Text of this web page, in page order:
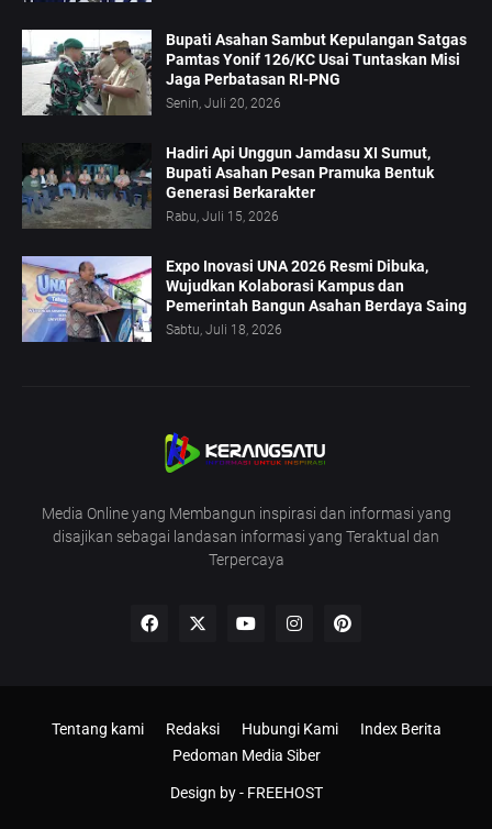
Bupati Asahan Sambut Kepulangan Satgas
Pamtas Yonif 126/KC Usai Tuntaskan Misi
Jaga Perbatasan RI-PNG
Senin, Juli 20, 2026
Hadiri Api Unggun Jamdasu XI Sumut,
Bupati Asahan Pesan Pramuka Bentuk
Generasi Berkarakter
Rabu, Juli 15, 2026
Expo Inovasi UNA 2026 Resmi Dibuka,
Wujudkan Kolaborasi Kampus dan
Pemerintah Bangun Asahan Berdaya Saing
Sabtu, Juli 18, 2026
Media Online yang Membangun inspirasi dan informasi yang
disajikan sebagai landasan informasi yang Teraktual dan
Terpercaya
Design by - FREEHOST
Tentang kami Redaksi Hubungi Kami
Index Berita
Pedoman Media Siber